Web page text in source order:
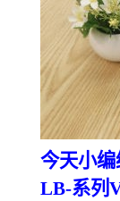
今天小
LB-系列